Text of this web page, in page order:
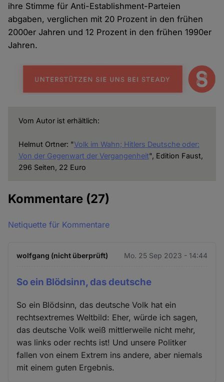
ihre Stimme für Anti-Establishment-Parteien
abgaben, verglichen mit 20 Prozent in den frühen
2000er Jahren und 12 Prozent in den frühen 1990er
Jahren.
Vom Autor ist erhältlich:
Helmut Ortner: "Volk im Wahn; Hitlers Deutsche oder:
Von der Gegenwart der Vergangenheit", Edition Faust,
296 Seiten, 22 Euro
Kommentare (27)
Netiquette für Kommentare
wolfgang (nicht überprüft) Mo. 25 Sep 2023 - 14:44
So ein Blödsinn, das deutsche
So ein Blödsinn, das deutsche Volk hat ein
rechtsextremes Weltbild: Eher, würde ich sagen,
das deutsche Volk weiß mittlerweile nicht mehr,
was links oder rechts ist! Und unsere Politker
fallen von einem Extrem ins andere, aber niemals
mit einem guten Ergebnis.